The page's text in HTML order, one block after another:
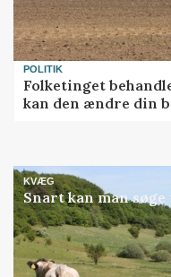
POLITIK
Folketinget
kan den ændre din
KVÆG
Snart kan man